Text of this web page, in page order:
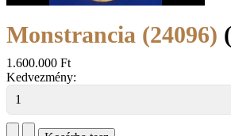
Monstrancia (24096)
1.600.000 Ft
Kedvezmény: